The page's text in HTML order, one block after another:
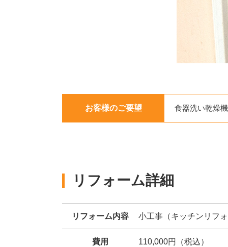
お客様のご要望 食器洗い乾燥
リフォーム詳細
リフォーム内容 小工事（キッチンリフ
費用 110,000円（税込）